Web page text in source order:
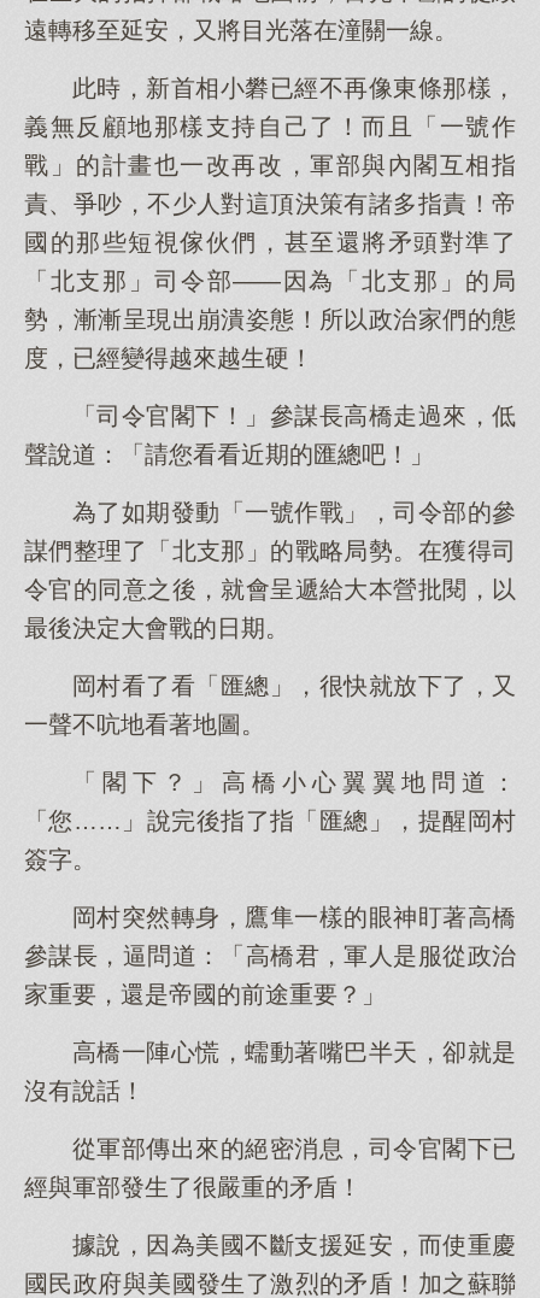
遠轉移至延安，又將目光落在潼關一線。
此時，新首相小礬已經不再像東條那樣，
義無反顧地那樣支持自己了！而且「一號作
戰」的計畫也一改再改，軍部與內閣互相指
責、爭吵，不少人對這頂決策有諸多指責！帝
國的那些短視傢伙們，甚至還將矛頭對準了
「北支那」司令部——因為「北支那」的局
勢，漸漸呈現出崩潰姿態！所以政治家們的態
度，已經變得越來越生硬！
「司令官閣下！」參謀長高橋走過來，低
聲說道：「請您看看近期的匯總吧！」
為了如期發動「一號作戰」，司令部的參
謀們整理了「北支那」的戰略局勢。在獲得司
令官的同意之後，就會呈遞給大本營批閱，以
最後決定大會戰的日期。
岡村看了看「匯總」，很快就放下了，又
一聲不吭地看著地圖。
「閣下？」高橋小心翼翼地問道：
「您……」說完後指了指「匯總」，提醒岡村
簽字。
岡村突然轉身，鷹隼一樣的眼神盯著高橋
參謀長，逼問道：「高橋君，軍人是服從政治
家重要，還是帝國的前途重要？」
高橋一陣心慌，蠕動著嘴巴半天，卻就是
沒有說話！
從軍部傳出來的絕密消息，司令官閣下已
經與軍部發生了很嚴重的矛盾！
據說，因為美國不斷支援延安，而使重慶
國民政府與美國發生了激烈的矛盾！加之蘇聯